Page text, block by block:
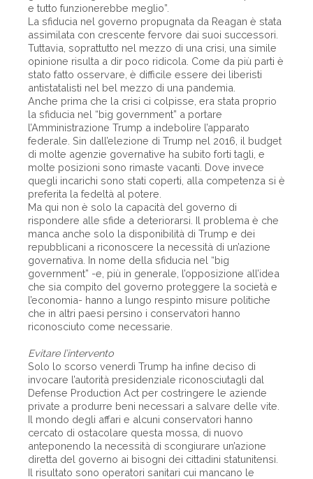
e tutto funzionerebbe meglio”.
La sfiducia nel governo propugnata da Reagan è stata
assimilata con crescente fervore dai suoi successori.
Tuttavia, soprattutto nel mezzo di una crisi, una simile
opinione risulta a dir poco ridicola. Come da più parti è
stato fatto osservare, è difficile essere dei liberisti
antistatalisti nel bel mezzo di una pandemia.
Anche prima che la crisi ci colpisse, era stata proprio
la sfiducia nel “big government” a portare
l’Amministrazione Trump a indebolire l’apparato
federale. Sin dall’elezione di Trump nel 2016, il budget
di molte agenzie governative ha subito forti tagli, e
molte posizioni sono rimaste vacanti. Dove invece
quegli incarichi sono stati coperti, alla competenza si è
preferita la fedeltà al potere.
Ma qui non è solo la capacità del governo di
rispondere alle sfide a deteriorarsi. Il problema è che
manca anche solo la disponibilità di Trump e dei
repubblicani a riconoscere la necessità di un’azione
governativa. In nome della sfiducia nel “big
government” -e, più in generale, l’opposizione all’idea
che sia compito del governo proteggere la società e
l’economia- hanno a lungo respinto misure politiche
che in altri paesi persino i conservatori hanno
riconosciuto come necessarie.
Evitare l’intervento
Solo lo scorso venerdì Trump ha infine deciso di
invocare l’autorità presidenziale riconosciutagli dal
Defense Production Act per costringere le aziende
private a produrre beni necessari a salvare delle vite.
Il mondo degli affari e alcuni conservatori hanno
cercato di ostacolare questa mossa, di nuovo
anteponendo la necessità di scongiurare un’azione
diretta del governo ai bisogni dei cittadini statunitensi.
Il risultato sono operatori sanitari cui mancano le